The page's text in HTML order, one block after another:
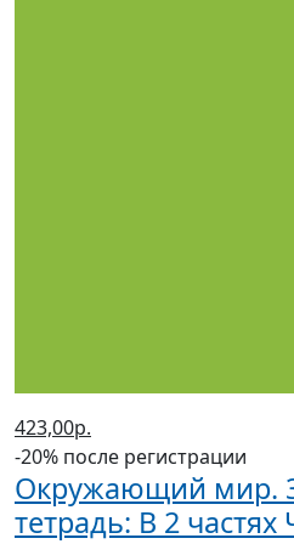
423,00р.
-20% после регистрации
Окружающий мир. 3
тетрадь: В 2 частях